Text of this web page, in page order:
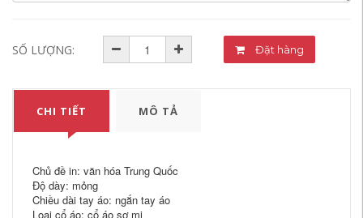
SỐ LƯỢNG: Đặt hàng
CHI TIẾT MÔ TẢ
Chủ đề in: văn hóa Trung Quốc
Độ dày: mỏng
Chiều dài tay áo: ngắn tay áo
Loại cổ áo: cổ áo sơ mi